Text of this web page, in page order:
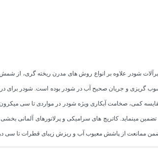
شیرآلات شودر علاوه بر انواع روش های مدرن ریخته
گریزی و جریان صحیح آب در شودر بوده است. شودر برای
کمی، صخامت آبکاری ویژه شودر در مواردی تا سی
مینماید. کاتریج های سرامیکی و پرلاتورهای آلمانی
ممانعت از پاشش معیوب آب و ریزش زیبای قطرات تا سی